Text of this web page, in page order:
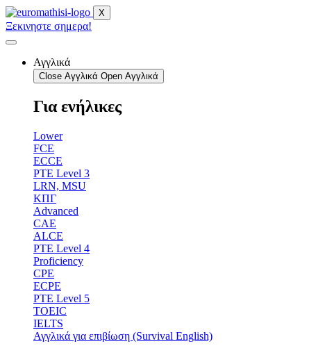
X
Ξεκινηστε σημερα!
Αγγλικά
Close Αγγλικά Open Αγγλικά
Για ενήλικες
Lower
FCE
ECCE
PTE Level 3
LRN, MSU
ΚΠΓ
Advanced
CAE
ALCE
PTE Level 4
Proficiency
CPE
ECPE
PTE Level 5
TOEIC
IELTS
Αγγλικά για επιβίωση (Survival English)